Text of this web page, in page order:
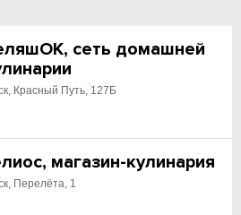
сеть домашней
Красный Путь, 127Б
магазин-кулинария
Перелёта, 1